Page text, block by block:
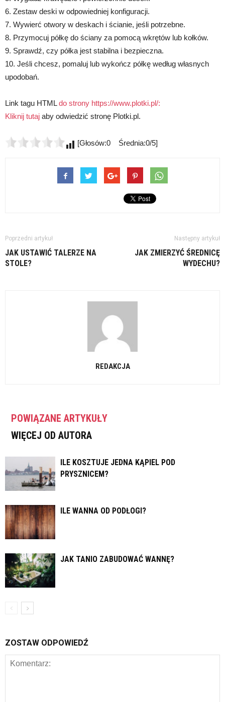
6. Zestaw deski w odpowiedniej konfiguracji.
7. Wywierć otwory w deskach i ścianie, jeśli potrzebne.
8. Przymocuj półkę do ściany za pomocą wkrętów lub kołków.
9. Sprawdź, czy półka jest stabilna i bezpieczna.
10. Jeśli chcesz, pomaluj lub wykończ półkę według własnych
upodobań.
Link tagu HTMLdo strony https://www.plotki.pl/:
Kliknij tutaj aby odwiedzić stronę Plotki.pl.
[Głosów:0 Średnia:0/5]
Poprzedni artykuł
JAK USTAWIĆ TALERZE NA
STOLE?
Następny artykuł
JAK ZMIERZYĆ ŚREDNICĘ
WYDECHU?
REDAKCJA
POWIĄZANE ARTYKUŁY
WIĘCEJ OD AUTORA
ILE KOSZTUJE JEDNA KĄPIEL POD
PRYSZNICEM?
ILE WANNA OD PODŁOGI?
JAK TANIO ZABUDOWAĆ WANNĘ?
ZOSTAW ODPOWIEDŹ